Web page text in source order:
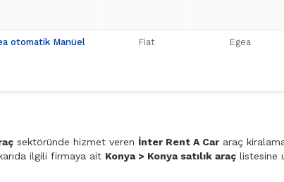
otomatik Manüel Fiat Egea
sektöründe hizmet veren İnter Rent A Cararaç
ilgili firmaya ait Konya > Konya satılık araçlistesine